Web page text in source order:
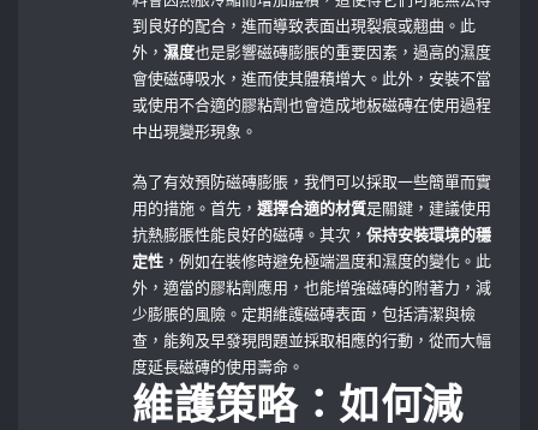
到良好的配合，進而導致表面出現裂痕或翹曲。此
外，濕度也是影響磁磚膨脹的重要因素，過高的濕度
會使磁磚吸水，進而使其體積增大。此外，安裝不當
或使用不合適的膠粘劑也會造成地板磁磚在使用過程
中出現變形現象。
為了有效預防磁磚膨脹，我們可以採取一些簡單而實
用的措施。首先，選擇合適的材質是關鍵，建議使用
抗熱膨脹性能良好的磁磚。其次，保持安裝環境的穩
定性 ，例如在裝修時避免極端溫度和濕度的變化。此
外，適當的膠粘劑應用，也能增強磁磚的附著力，減
少膨脹的風險。定期維護磁磚表面，包括清潔與檢
查，能夠及早發現問題並採取相應的行動，從而大幅
度延長磁磚的使用壽命。
維護策略：如何減